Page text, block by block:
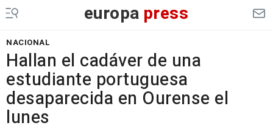
europa press
NACIONAL
Hallan el cadáver de una
estudiante portuguesa
desaparecida en Ourense el
lunes